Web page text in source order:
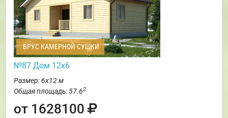
БРУС КАМЕРНОЙ СУШКИ
№87 Дом 12х6
Размер: 6х12 м
Общая площадь: 57.62
от 1628100